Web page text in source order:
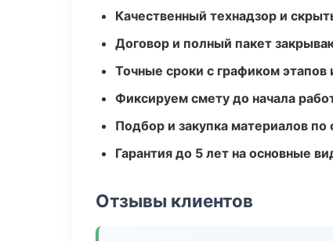
Качественный технадзор и
Договор и полный пакет
Точные сроки с графиком этапов
Фиксируем смету до начала
Подбор и закупка материалов
Гарантия до 5 лет на основные
Отзывы клиентов